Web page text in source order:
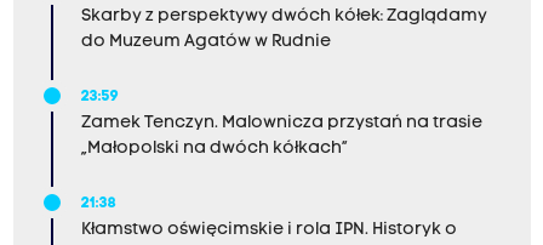
Skarby z perspektywy dwóch kółek: Zaglądamy
do Muzeum Agatów w Rudnie
23:59
Zamek Tenczyn. Malownicza przystań na trasie
„Małopolski na dwóch kółkach”
21:38
Kłamstwo oświęcimskie i rola IPN. Historyk o